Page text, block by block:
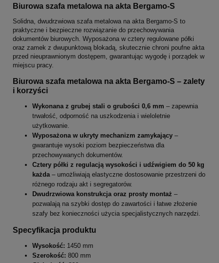
Biurowa szafa metalowa na akta Bergamo-S
Solidna, dwudrzwiowa szafa metalowa na akta Bergamo-S to
praktyczne i bezpieczne rozwiązanie do przechowywania
dokumentów biurowych. Wyposażona w cztery regulowane półki
oraz zamek z dwupunktową blokadą, skutecznie chroni poufne akta
przed nieuprawnionym dostępem, gwarantując wygodę i porządek w
miejscu pracy.
Biurowa szafa metalowa na akta Bergamo-S – zalety
i korzyści
Wykonana z grubej stali o grubości 0,6 mm – zapewnia
trwałość, odporność na uszkodzenia i wieloletnie
użytkowanie.
Wyposażona w ukryty mechanizm zamykający –
gwarantuje wysoki poziom bezpieczeństwa dla
przechowywanych dokumentów.
Cztery półki z regulacją wysokości i udźwigiem do 50 kg
każda– umożliwiają elastyczne dostosowanie przestrzeni do
różnego rodzaju akt i segregatorów.
Dwudrzwiowa konstrukcja oraz prosty montaż –
pozwalają na szybki dostęp do zawartości i łatwe złożenie
szafy bez konieczności użycia specjalistycznych narzędzi.
Specyfikacja produktu
Wysokość: 1450 mm
Szerokość: 800 mm